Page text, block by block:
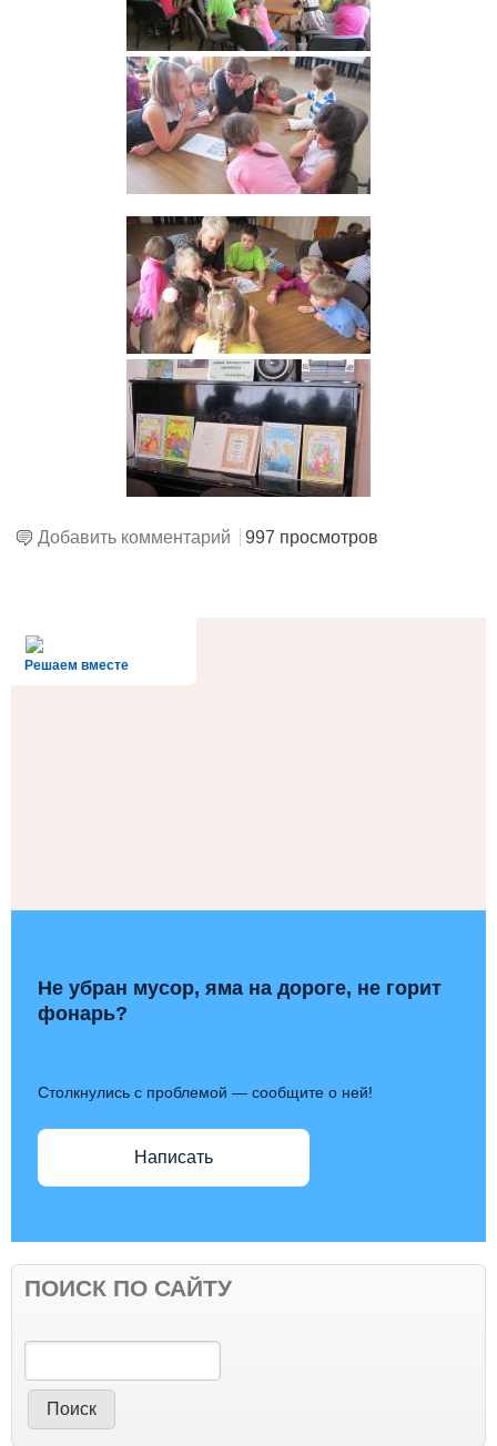
Добавить комментарий 997 просмотров
Решаем вместе
Не убран мусор, яма на дороге, не горит
фонарь?
Столкнулись с проблемой — сообщите о ней!
Написать
ПОИСК ПО САЙТУ
Поиск